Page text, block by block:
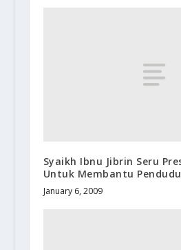
Syaikh Ibnu Jibrin Seru
Untuk Membantu
January 6, 2009